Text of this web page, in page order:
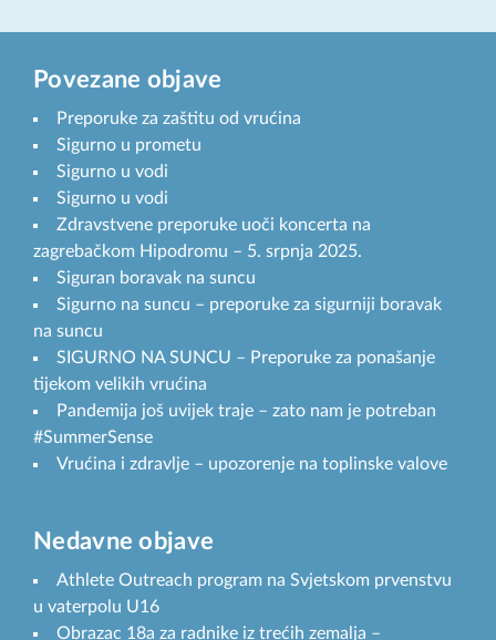
Povezane objave
Preporuke za zaštitu od vrućina
Sigurno u prometu
Sigurno u vodi
Sigurno u vodi
Zdravstvene preporuke uoči koncerta na
zagrebačkom Hipodromu – 5. srpnja 2025.
Siguran boravak na suncu
Sigurno na suncu – preporuke za sigurniji boravak
na suncu
SIGURNO NA SUNCU – Preporuke za ponašanje
tijekom velikih vrućina
Pandemija još uvijek traje – zato nam je potreban
#SummerSense
Vrućina i zdravlje – upozorenje na toplinske valove
Nedavne objave
Athlete Outreach program na Svjetskom prvenstvu
u vaterpolu U16
Obrazac 18a za radnike iz trećih zemalja –